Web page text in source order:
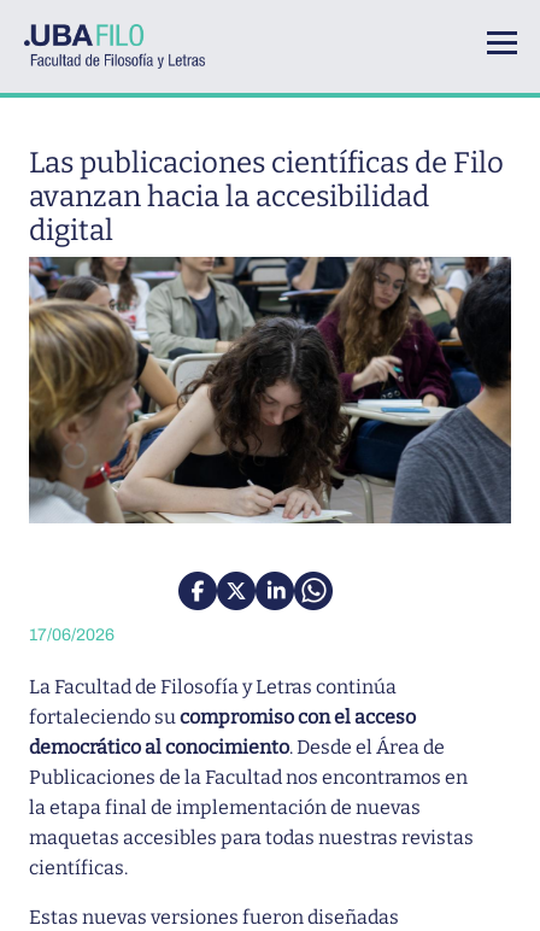
Las publicaciones científicas de Filo
avanzan hacia la accesibilidad
digital
17/06/2026
La Facultad de Filosofía y Letras continúa
fortaleciendo sucompromiso con el acceso
democrático al conocimiento. Desde el Área de
Publicaciones de la Facultad nos encontramos en
la etapa final de implementación de nuevas
maquetas accesibles para todas nuestras revistas
científicas.
Estas nuevas versiones fueron diseñadas